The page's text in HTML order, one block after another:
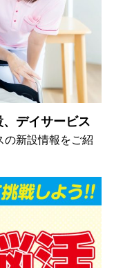
デイサービス
の新設情報をご紹